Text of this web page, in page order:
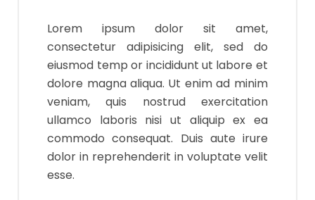
Lorem ipsum dolor sit amet,
consectetur adipisicing elit, sed do
eiusmod temp or incididunt ut labore et
dolore magna aliqua. Ut enim ad minim
veniam, quis nostrud exercitation
ullamco laboris nisi ut aliquip ex ea
commodo consequat. Duis aute irure
dolor in reprehenderit in voluptate velit
esse.